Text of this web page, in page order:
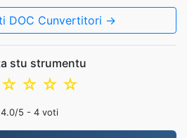
DOC Cunvertitori →
stu strumentu
☆
☆
☆
☆
4.0/5 - 4 voti